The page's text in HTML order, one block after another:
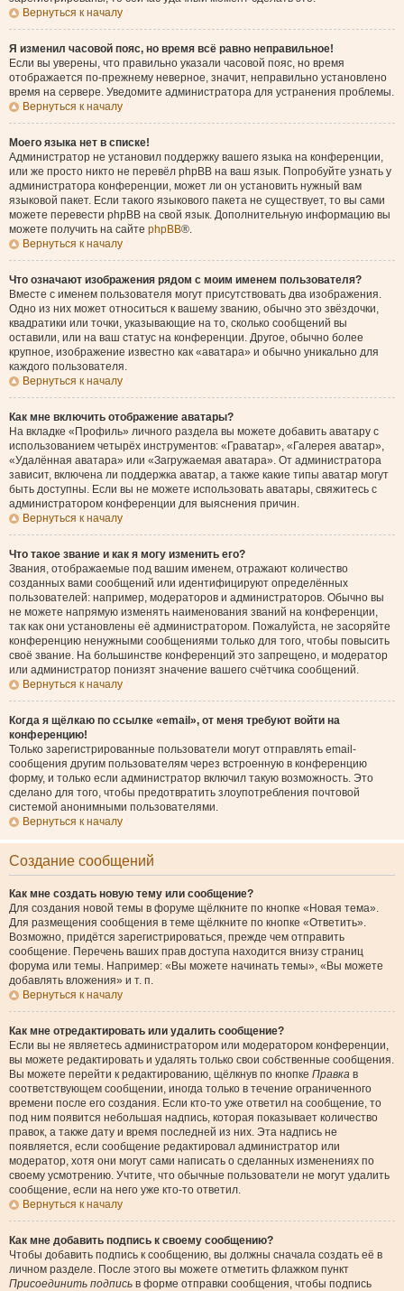
Вернуться к началу
Я изменил часовой пояс, но время всё равно неправильное!
Если вы уверены, что правильно указали часовой пояс, но время
отображается по-прежнему неверное, значит, неправильно установлено
время на сервере. Уведомите администратора для устранения проблемы.
Вернуться к началу
Моего языка нет в списке!
Администратор не установил поддержку вашего языка на конференции,
или же просто никто не перевёл phpBB на ваш язык. Попробуйте узнать у
администратора конференции, может ли он установить нужный вам
языковой пакет. Если такого языкового пакета не существует, то вы сами
можете перевести phpBB на свой язык. Дополнительную информацию вы
можете получить на сайте phpBB®.
Вернуться к началу
Что означают изображения рядом с моим именем пользователя?
Вместе с именем пользователя могут присутствовать два изображения.
Одно из них может относиться к вашему званию, обычно это звёздочки,
квадратики или точки, указывающие на то, сколько сообщений вы
оставили, или на ваш статус на конференции. Другое, обычно более
крупное, изображение известно как «аватара» и обычно уникально для
каждого пользователя.
Вернуться к началу
Как мне включить отображение аватары?
На вкладке «Профиль» личного раздела вы можете добавить аватару с
использованием четырёх инструментов: «Граватар», «Галерея аватар»,
«Удалённая аватара» или «Загружаемая аватара». От администратора
зависит, включена ли поддержка аватар, а также какие типы аватар могут
быть доступны. Если вы не можете использовать аватары, свяжитесь с
администратором конференции для выяснения причин.
Вернуться к началу
Что такое звание и как я могу изменить его?
Звания, отображаемые под вашим именем, отражают количество
созданных вами сообщений или идентифицируют определённых
пользователей: например, модераторов и администраторов. Обычно вы
не можете напрямую изменять наименования званий на конференции,
так как они установлены её администратором. Пожалуйста, не засоряйте
конференцию ненужными сообщениями только для того, чтобы повысить
своё звание. На большинстве конференций это запрещено, и модератор
или администратор понизят значение вашего счётчика сообщений.
Вернуться к началу
Когда я щёлкаю по ссылке «email», от меня требуют войти на
конференцию!
Только зарегистрированные пользователи могут отправлять email-
сообщения другим пользователям через встроенную в конференцию
форму, и только если администратор включил такую возможность. Это
сделано для того, чтобы предотвратить злоупотребления почтовой
системой анонимными пользователями.
Вернуться к началу
Создание сообщений
Как мне создать новую тему или сообщение?
Для создания новой темы в форуме щёлкните по кнопке «Новая тема».
Для размещения сообщения в теме щёлкните по кнопке «Ответить».
Возможно, придётся зарегистрироваться, прежде чем отправить
сообщение. Перечень ваших прав доступа находится внизу страниц
форума или темы. Например: «Вы можете начинать темы», «Вы можете
добавлять вложения» и т. п.
Вернуться к началу
Как мне отредактировать или удалить сообщение?
Если вы не являетесь администратором или модератором конференции,
вы можете редактировать и удалять только свои собственные сообщения.
Вы можете перейти к редактированию, щёлкнув по кнопке Правка в
соответствующем сообщении, иногда только в течение ограниченного
времени после его создания. Если кто-то уже ответил на сообщение, то
под ним появится небольшая надпись, которая показывает количество
правок, а также дату и время последней из них. Эта надпись не
появляется, если сообщение редактировал администратор или
модератор, хотя они могут сами написать о сделанных изменениях по
своему усмотрению. Учтите, что обычные пользователи не могут удалить
сообщение, если на него уже кто-то ответил.
Вернуться к началу
Как мне добавить подпись к своему сообщению?
Чтобы добавить подпись к сообщению, вы должны сначала создать её в
личном разделе. После этого вы можете отметить флажком пункт
Присоединить подпись в форме отправки сообщения, чтобы подпись